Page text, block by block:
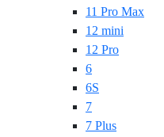
11 Pro Max
12 mini
12 Pro
6
6S
7
7 Plus